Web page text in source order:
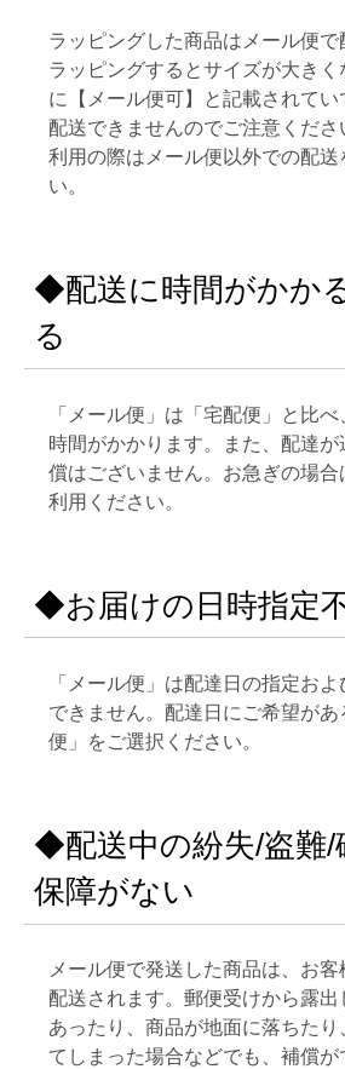
ラッピングした商品はメール便で
ラッピングするとサイズが大きく
に【メール便可】と記載されて
配送できませんのでご注意くだ
利用の際はメール便以外での配送
い。
◆配送に時間がかか
る
「メール便」は「宅配便」と比
時間がかかります。また、配達
償はございません。お急ぎの場
利用ください。
◆お届けの日時指定
「メール便」は配達日の指定お
できません。配達日にご希望が
便」をご選択ください。
◆配送中の紛失/盗難/
保障がない
メール便で発送した商品は、お
配送されます。郵便受けから露出
あったり、商品が地面に落ちた
てしまった場合などでも、補償